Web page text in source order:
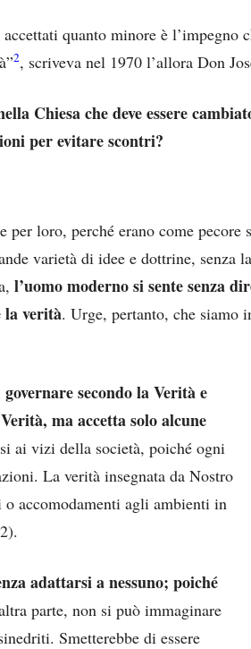
quanto minore è l’impegno
2, scriveva nel 1970 l’allora Don
Chiesa che deve essere
per evitare scontri?
loro, perché erano come pecore
varietà di idee e dottrine, senza
l’uomo moderno si sente senza
la verità. Urge, pertanto, che siamo
secondo la Verità e
ma accetta solo alcune
ai vizi della società, poiché ogni
La verità insegnata da Nostro
accomodamenti agli ambienti in
adattarsi a nessuno; poiché
parte, non si può immaginare
Smetterebbe di essere